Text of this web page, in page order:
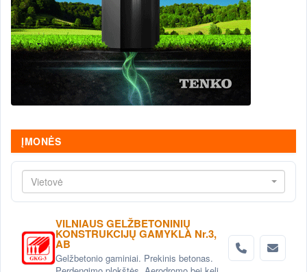
ĮMONĖS
Vietovė
VILNIAUS GELŽBETONINIŲ
KONSTRUKCIJŲ GAMYKLA Nr.3,
AB
Gelžbetonio gaminiai. Prekinis betonas.